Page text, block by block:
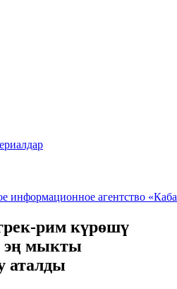
рим күрөшү
эң мыкты
аталды